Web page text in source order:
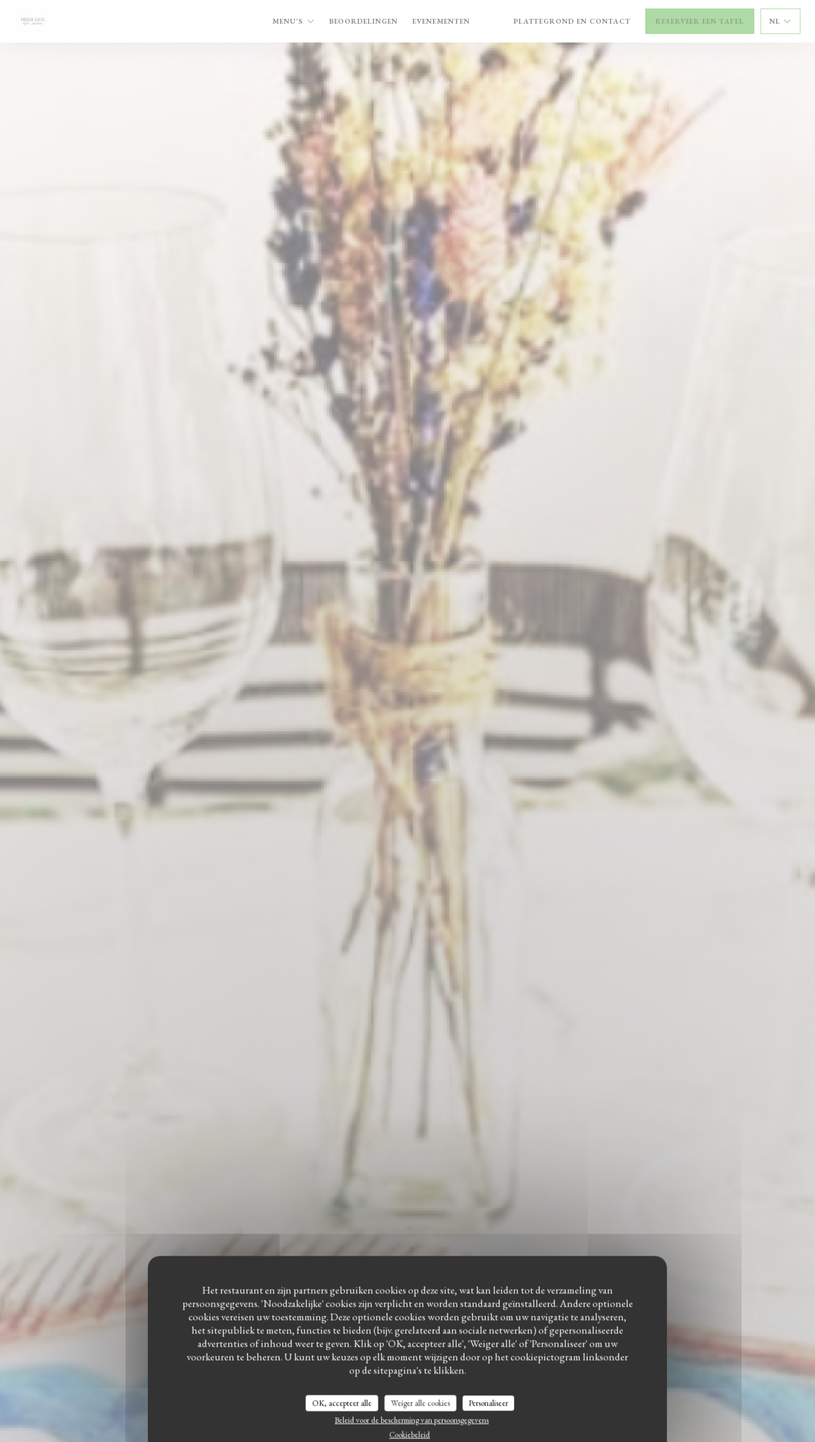
Het restaurant en zijn partners gebruiken cookies op deze site, wat kan leiden tot de verzameling van
persoonsgegevens. 'Noodzakelijke' cookies zijn verplicht en worden standaard geïnstalleerd. Andere optionele
cookies vereisen uw toestemming. Deze optionele cookies worden gebruikt om uw navigatie te analyseren,
het sitepubliek te meten, functies te bieden (bijv. gerelateerd aan sociale netwerken) of gepersonaliseerde
advertenties of inhoud weer te geven. Klik op 'OK, accepteer alle', 'Weiger alle' of 'Personaliseer' om uw
voorkeuren te beheren. U kunt uw keuzes op elk moment wijzigen door op het cookiepictogram linksonder
op de sitepagina's te klikken.
OK, accepteer alle Weiger alle cookies
Personaliseer
Beleid voor de bescherming van persoonsgegevens
Cookiebeleid
MENU'S BEOORDELINGEN EVENEMENTEN PLATTEGROND EN CONTACT RESERVEER EEN TAFEL NL
TRADITIONEEL RESTAURANT• SCEAUX
I Belli di Napoli
RESERVEER EEN TAFEL